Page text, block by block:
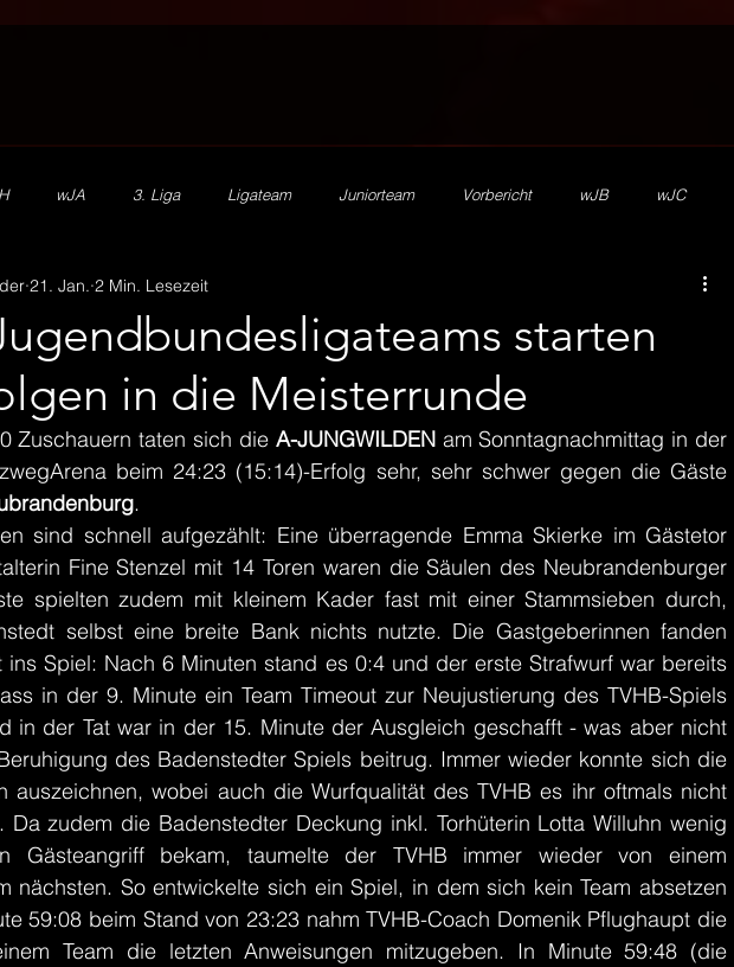
wJA 3. Liga Ligateam Juniorteam Vorbericht wJB wJC
2. Herren mJA Vorstand
SR Zn/S Ehrenamt Beachhandball
starten
in die Meisterrunde
21. Jan. 2 Min. Lesezeit
Zuschauern taten sich die A-JUNGWILDEN am Sonntagnachmittag in der
beim 24:23 (15:14)-Erfolg sehr, sehr schwer gegen die Gäste
.
sind schnell aufgezählt: Eine überragende Emma Skierke im Gästetor
Fine Stenzel mit 14 Toren waren die Säulen des Neubrandenburger
spielten zudem mit kleinem Kader fast mit einer Stammsieben durch,
selbst eine breite Bank nichts nutzte. Die Gastgeberinnen fanden
ins Spiel: Nach 6 Minuten stand es 0:4 und der erste Strafwurf war bereits
in der 9. Minute ein Team Timeout zur Neujustierung des TVHB-Spiels
in der Tat war in der 15. Minute der Ausgleich geschafft - was aber nicht
des Badenstedter Spiels beitrug. Immer wieder konnte sich die
auszeichnen, wobei auch die Wurfqualität des TVHB es ihr oftmals nicht
Da zudem die Badenstedter Deckung inkl. Torhüterin Lotta Willuhn wenig
Gästeangriff bekam, taumelte der TVHB immer wieder von einem
nächsten. So entwickelte sich ein Spiel, in dem sich kein Team absetzen
59:08 beim Stand von 23:23 nahm TVHB-Coach Domenik Pflughaupt die
Team die letzten Anweisungen mitzugeben. In Minute 59:48 (die